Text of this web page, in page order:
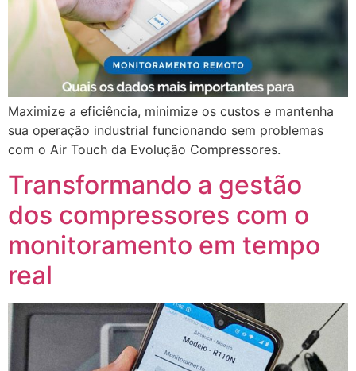
Maximize a eficiência, minimize os custos e mantenha
sua operação industrial funcionando sem problemas
com o Air Touch da Evolução Compressores.
Transformando a gestão
dos compressores com o
monitoramento em tempo
real